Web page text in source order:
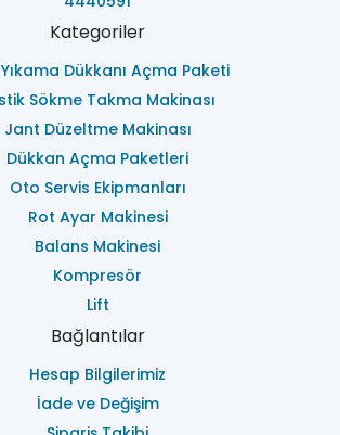
Kategoriler
Dükkanı Açma Paketi
Sökme Takma Makinası
Jant Düzeltme Makinası
Dükkan Açma Paketleri
Oto Servis Ekipmanları
Rot Ayar Makinesi
Balans Makinesi
Kompresör
Lift
Bağlantılar
Hesap Bilgilerimiz
İade ve Değişim